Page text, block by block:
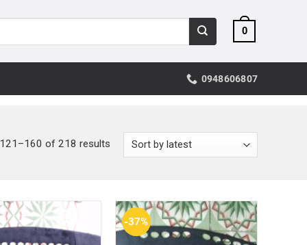
0
0948606807
of 218 results
-37%